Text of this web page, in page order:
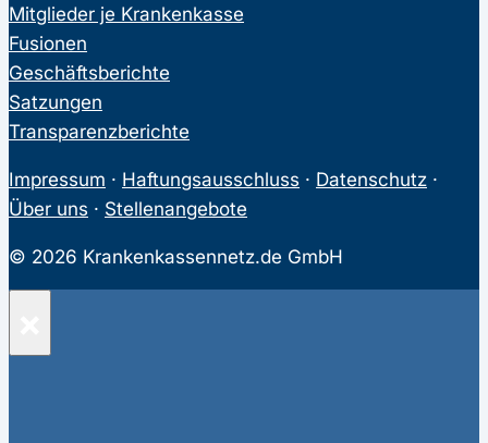
Mitglieder je Krankenkasse
Fusionen
Geschäftsberichte
Satzungen
Transparenzberichte
Impressum · Haftungsausschluss · Datenschutz ·
Über uns · Stellenangebote
© 2026 Krankenkassennetz.de GmbH